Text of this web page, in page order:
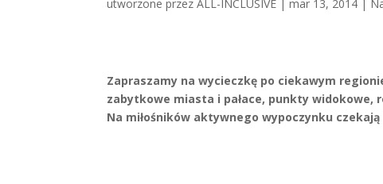
utworzone przezALL-INCLUSIVE |mar 13, 2014 |
Zapraszamy na wycieczkę po ciekawym
zabytkowe miasta i pałace, punkty widokowe,
Na miłośników aktywnego wypoczynku